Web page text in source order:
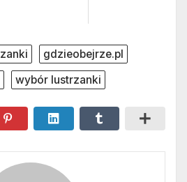
gdzieobejrze.pl
wybór lustrzanki